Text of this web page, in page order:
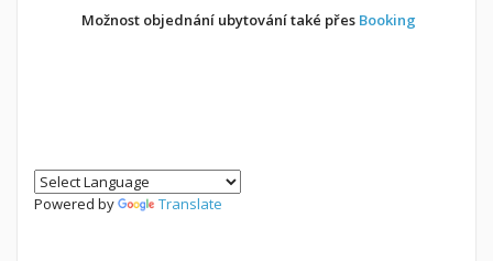
Možnost objednání ubytování také přes Booking
Powered by Translate